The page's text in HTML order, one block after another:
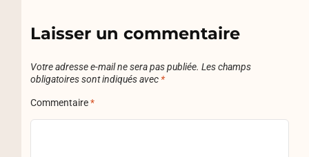
Laisser un commentaire
Votre adresse e-mail ne sera pas publiée. Les champs
obligatoires sont indiqués avec *
Commentaire*